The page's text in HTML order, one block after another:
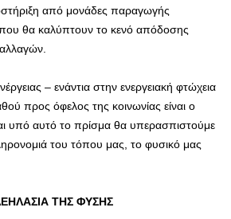
από μονάδες παραγωγής
που θα καλύπτουν το κενό απόδοσης
– ενάντια στην ενεργειακή φτώχεια
προς όφελος της κοινωνίας είναι ο
υπό αυτό το πρίσμα θα υπερασπιστούμε
του τόπου μας, το φυσικό μας
ΤΗΣ ΦΥΣΗΣ